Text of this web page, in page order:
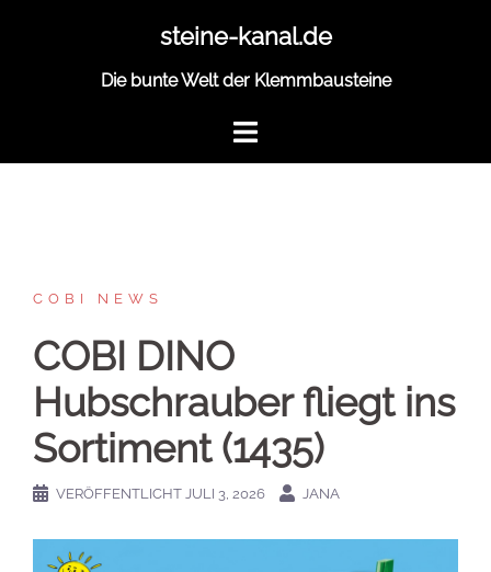
steine-kanal.de
Die bunte Welt der Klemmbausteine
COBI NEWS
COBI DINO
Hubschrauber fliegt ins
Sortiment (1435)
VERÖFFENTLICHT JULI 3, 2026 JANA